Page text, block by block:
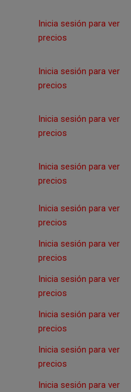
Inicia sesión para ver
precios
Inicia sesión para ver
precios
Inicia sesión para ver
precios
Inicia sesión para ver
precios
Inicia sesión para ver
precios
Inicia sesión para ver
precios
Inicia sesión para ver
precios
Inicia sesión para ver
precios
Inicia sesión para ver
precios
Inicia sesión para ver